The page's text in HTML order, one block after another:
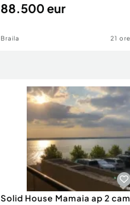
88.500 eur
Braila 21
Solid House Mamaia ap 2